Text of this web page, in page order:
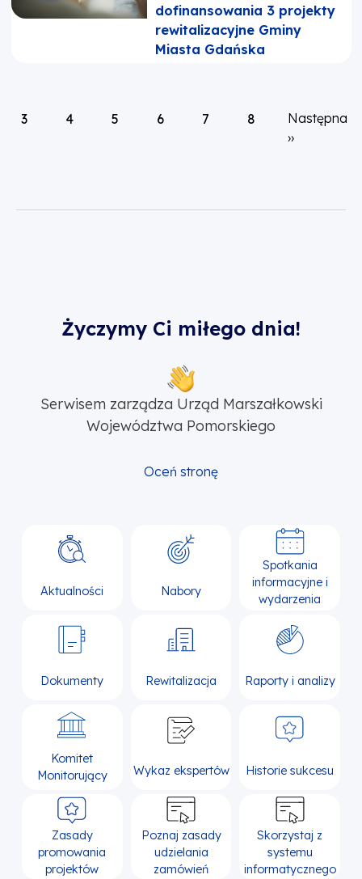
dofinansowania 3 projekty
rewitalizacyjne Gminy
Miasta Gdańska
3 4 5 6 7 8
Następna
››
Następna
Życzymy Ci miłego dnia!
Serwisem zarządza Urząd Marszałkowski
Województwa Pomorskiego
Oceń stronę
Aktualności Nabory
Spotkania
informacyjne i
wydarzenia
Dokumenty Rewitalizacja Raporty i analizy
Komitet
Monitorujący
Wykaz ekspertów Historie sukcesu
Zasady
promowania
projektów
Poznaj zasady
udzielania
zamówień
Skorzystaj z
systemu
informatycznego